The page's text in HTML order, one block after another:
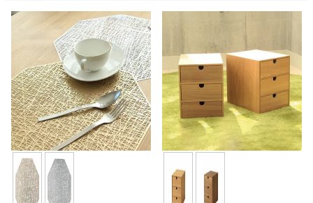
ファブリック
カーテン
ラグ
マット